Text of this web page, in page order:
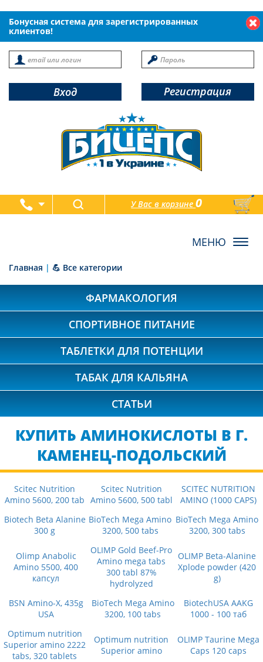
Бонусная система для зарегистрированных
клиентов!
Вход Регистрация
У Вас в корзине0
товаров
Главная | 💪 Все категории
ФАРМАКОЛОГИЯ
СПОРТИВНОЕ ПИТАНИЕ
ТАБЛЕТКИ ДЛЯ ПОТЕНЦИИ
ТАБАК ДЛЯ КАЛЬЯНА
СТАТЬИ
КУПИТЬ АМИНОКИСЛОТЫ В Г.
КАМЕНЕЦ-ПОДОЛЬСКИЙ
Scitec Nutrition
Amino 5600, 200 tab
Scitec Nutrition
Amino 5600, 500 tabl
SCITEC NUTRITION
AMINO (1000 CAPS)
Biotech Beta Alanine
300 g
BioTech Mega Amino
3200, 500 tabs
BioTech Mega Amino
3200, 300 tabs
Olimp Anabolic
Amino 5500, 400
капсул
OLIMP Gold Beef-Pro
Amino mega tabs
300 tabl 87%
hydrolyzed
OLIMP Beta-Alanine
Xplode powder (420
g)
BSN Amino-X, 435g
USA
BioTech Mega Amino
3200, 100 tabs
BiotechUSA AAKG
1000 - 100 таб
Optimum nutrition
Superior amino 2222
tabs, 320 tablets
Optimum nutrition
Superior amino
OLIMP Taurine Mega
Caps 120 caps